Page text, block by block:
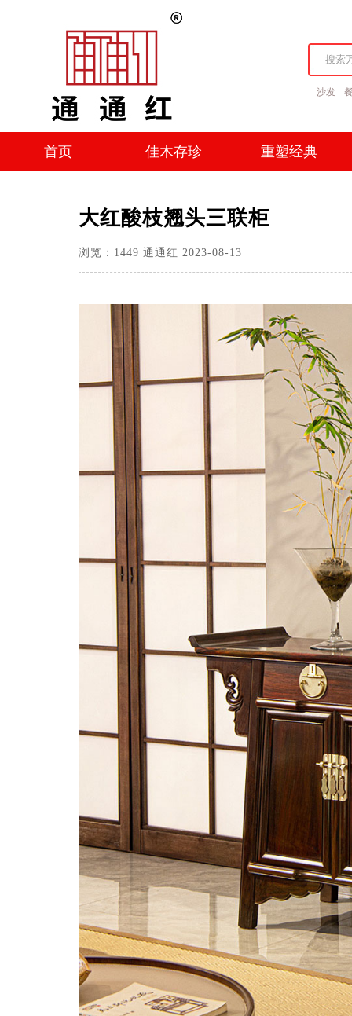
沙发
首页
首页
佳木存珍
佳木存珍
重塑经典
大红酸枝翘头三联柜
浏览： 1449 通通红 2023-08-13